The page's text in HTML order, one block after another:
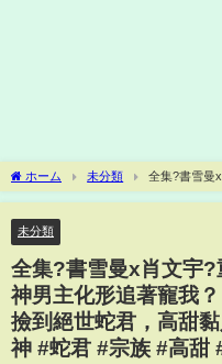
ホーム 未分類
全集?書雪曼
追著寵我？！姐姐搶走渣男，我卻意
未分類
全集?書雪曼x肖文宇?
神男主化形追著寵我
撿到絕世蛇君，高甜
神 #蛇君 #宗族 #高甜